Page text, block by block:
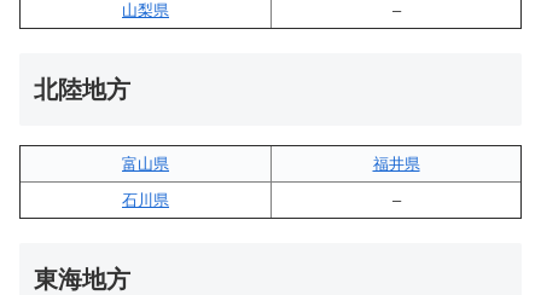
山梨県
–
北陸地方
富山県
福井県
石川県
–
東海地方